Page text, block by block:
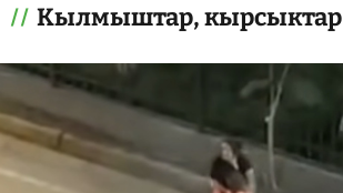
Кылмыштар, кырсыктар